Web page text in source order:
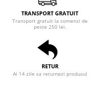
TRANSPORT GRATUIT
Transport gratuit la comenzi de
peste 250 lei.
RETUR
Ai 14 zile sa returnezi produsul